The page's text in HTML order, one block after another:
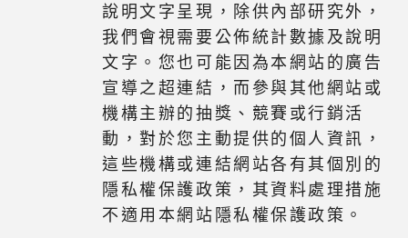
說明文字呈現，除供內部研究外，
我們會視需要公佈統計數據及說明
文字。您也可能因為本網站的廣告
宣導之超連結，而參與其他網站或
機構主辦的抽獎、競賽或行銷活
動，對於您主動提供的個人資訊，
這些機構或連結網站各有其個別的
隱私權保護政策，其資料處理措施
不適用本網站隱私權保護政策。